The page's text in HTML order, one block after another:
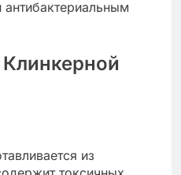
антибактериальным
из